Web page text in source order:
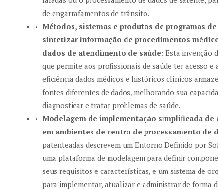
de engarrafamentos de trânsito.
Métodos, sistemas e produtos de programas
sintetizar informação de procedimentos
dados de atendimento de saúde: Esta invenção
que permite aos profissionais de saúde ter acesso e
eficiência dados médicos e históricos clínicos
fontes diferentes de dados, melhorando sua
diagnosticar e tratar problemas de saúde.
Modelagem de implementação simplificada
em ambientes de centro de processamento de
patenteadas descrevem um Entorno Definido por
uma plataforma de modelagem para definir
seus requisitos e características, e um sistema de
para implementar, atualizar e administrar de forma